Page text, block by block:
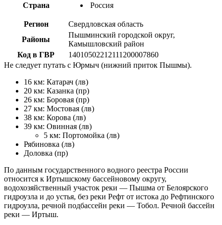
Страна Россия
Регион
Свердловская область
Районы
Пышминский городской округ,
Камышловский район
Код в ГВР
14010502212111200007860
Не следует путать с Юрмыч (нижний приток Пышмы).
16 км: Катарач (лв)
20 км: Казанка (пр)
26 км: Боровая (пр)
27 км: Мостовая (лв)
38 км: Корова (лв)
39 км: Овинная (лв)
5 км: Портомойка (лв)
Рябиновка (лв)
Доловка (пр)
По данным государственного водного реестра России
относится к Иртышскому бассейновому округу,
водохозяйственный участок реки — Пышма от Белоярского
гидроузла и до устья, без реки Рефт от истока до Рефтинского
гидроузла, речной подбассейн реки — Тобол. Речной бассейн
реки — Иртыш.